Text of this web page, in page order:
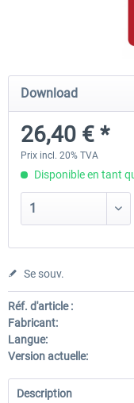
Mega Airport
30,20 € *
Download
26,40 € *
Prix incl. 20% TVA
Disponible en tant
Se souv.
Réf. d'article :
Fabricant:
Langue:
Version actuelle:
Description